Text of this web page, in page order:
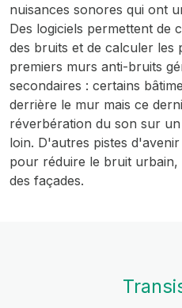
nuisances sonores qui ont
Des logiciels permettent de
des bruits et de calculer les
premiers murs anti-bruits
secondaires : certains
derrière le mur mais ce
réverbération du son sur
loin. D'autres pistes
pour réduire le bruit urbain,
des façades.